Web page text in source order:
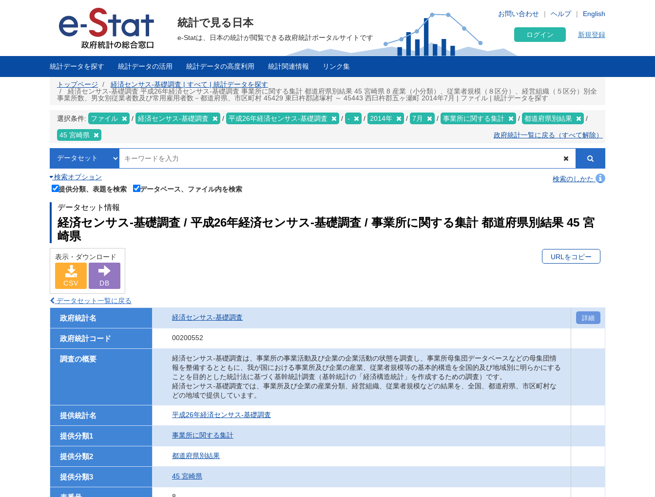
に
English
お問い合わせ ヘルプ
統計で見る日本
e-Statは、日本の統計が閲覧できる政府統計ポータルサイトです ログイン 新規登録
統計データを探す 統計データの活用 統計データの高度利用 統計関連情報 リンク集
トップページ
経済センサス‐基礎調査 | すべて | 統計データを探す
経済センサス‐基礎調査 平成26年経済センサス‐基礎調査 事業所に関する集計 都道府県別結果 45 宮崎県 8 産業（小分類）、従業者規模（８区分）、経営組織（５区分）別全
事業所数、男女別従業者数及び常用雇用者数－都道府県、市区町村 45429 東臼杵郡諸塚村 ～ 45443 西臼杵郡五ヶ瀬町 2014年7月 | ファイル | 統計データを探す
選択条件: ファイル 経済センサス‐基礎調査 平成26年経済センサス‐基礎調査 - 2014年 7月 事業所に関する集計 都道府県別結果
45 宮崎県 政府統計一覧に戻る（すべて解除）
検索オプション
検索のしかた
提供分類、表題を検索
データベース、ファイル内を検索
データセット情報
経済センサス‐基礎調査 / 平成26年経済センサス‐基礎調査 / 事業所に関する集計 都道府県別結果 45 宮
崎県
表示・ダウンロード
CSV DB
URLをコピー
データセット一覧に戻る
政府統計名 経済センサス‐基礎調査 詳細
政府統計コード 00200552
調査の概要
経済センサス‐基礎調査は、事業所の事業活動及び企業の企業活動の状態を調査し、事業所母集団データベースなどの母集団情
報を整備するとともに、我が国における事業所及び企業の産業、従業者規模等の基本的構造を全国的及び地域別に明らかにする
ことを目的とした統計法に基づく基幹統計調査（基幹統計の「経済構造統計」を作成するための調査）です。
経済センサス‐基礎調査では、事業所及び企業の産業分類、経営組織、従業者規模などの結果を、全国、都道府県、市区町村な
どの地域で提供しています。
提供統計名 平成26年経済センサス‐基礎調査
提供分類1 事業所に関する集計
提供分類2 都道府県別結果
提供分類3 45 宮崎県